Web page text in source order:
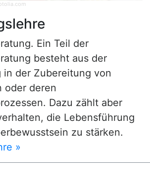
Ein Teil der
besteht aus der
in der Zubereitung von
oder deren
Dazu zählt aber
die Lebensführung
zu stärken.
»